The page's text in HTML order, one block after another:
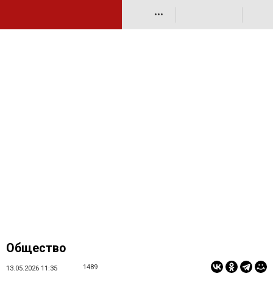
•••
Общество
13.05.2026 11:35 1489